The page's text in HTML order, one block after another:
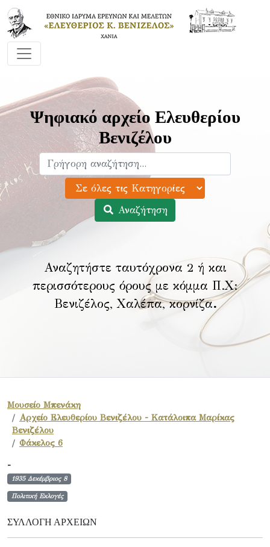
Ψηφιακό αρχείο Ελευθερίου
Βενιζέλου
Αναζήτηση
Αναζητήστε ταυτόχρονα 2 ή και
περισσότερους όρους με κόμμα Π.Χ:
Βενιζέλος, Χαλέπα, κορνίζα.
Μουσείο Μπενάκη
Αρχείο Ελευθερίου Βενιζέλου - Κατάλοιπα Μαρίκας
Βενιζέλου
Φάκελος 6
-
1935 Δεκέμβριος 8
Πολιτική Εκλογές
ΣΥΛΛΟΓΉ ΑΡΧΕΊΩΝ